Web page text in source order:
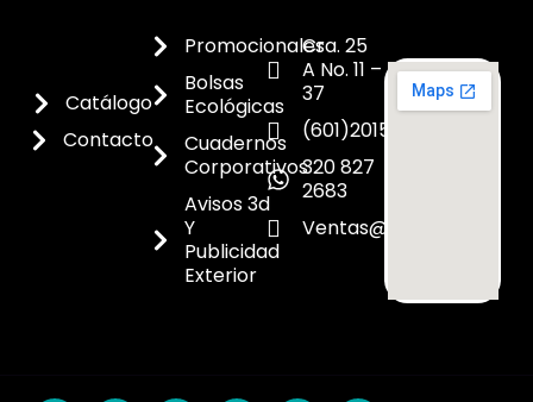
Catálogo
Contacto
Promocionales
Bolsas
Ecológicas
Cuadernos
Corporativos
Avisos 3d
Y
Publicidad
Exterior
Cra. 25
A No. 11 –
37
(601)2015300
320 827
2683
Ventas@dicoes.co